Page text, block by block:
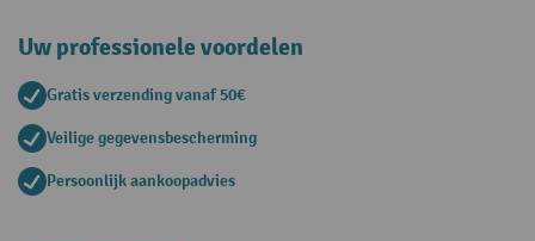
Uw professionele voordelen
Gratis verzending vanaf 50€
Veilige gegevensbescherming
Persoonlijk aankoopadvies